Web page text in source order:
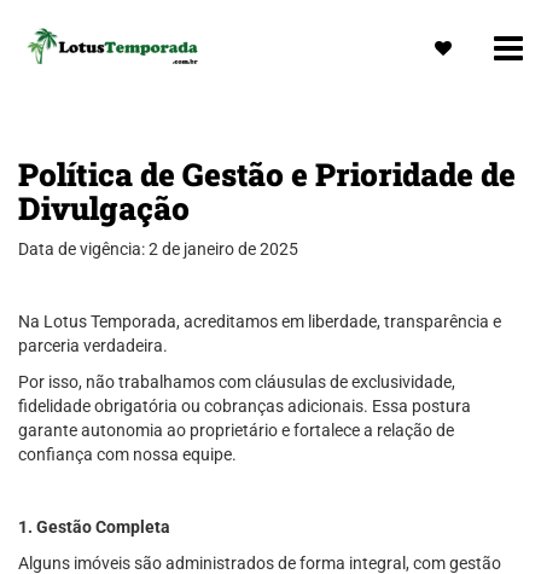
Política de Gestão e Prioridade de
Divulgação
Data de vigência: 2 de janeiro de 2025
Na Lotus Temporada, acreditamos em liberdade, transparência e
parceria verdadeira.
Por isso, não trabalhamos com cláusulas de exclusividade,
fidelidade obrigatória ou cobranças adicionais. Essa postura
garante autonomia ao proprietário e fortalece a relação de
confiança com nossa equipe.
1. Gestão Completa
Alguns imóveis são administrados de forma integral, com gestão